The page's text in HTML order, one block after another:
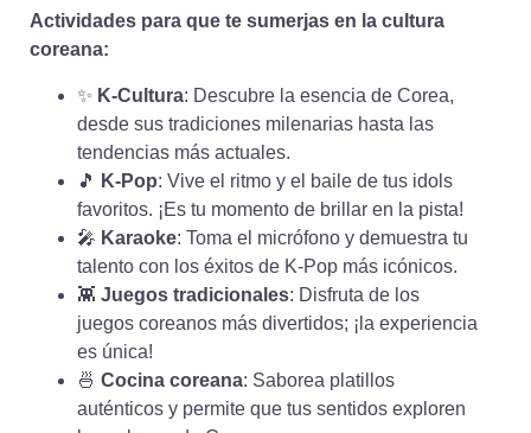
Actividades para que te sumerjas en la cultura
coreana:
✨ K-Cultura: Descubre la esencia de Corea,
desde sus tradiciones milenarias hasta las
tendencias más actuales.
🎵
K-Pop: Vive el ritmo y el baile de tus idols
favoritos. ¡Es tu momento de brillar en la pista!
🎤 Karaoke: Toma el micrófono y demuestra tu
talento con los éxitos de K-Pop más icónicos.
👾 Juegos tradicionales: Disfruta de los
juegos coreanos más divertidos; ¡la experiencia
es única!
🍜 Cocina coreana: Saborea platillos
auténticos y permite que tus sentidos exploren